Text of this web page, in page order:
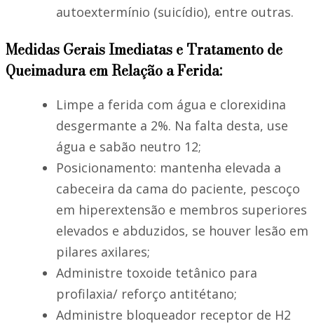
autoextermínio (suicídio), entre outras.
Medidas Gerais Imediatas e Tratamento de
Queimadura em Relação a Ferida:
Limpe a ferida com água e clorexidina
desgermante a 2%. Na falta desta, use
água e sabão neutro 12;
Posicionamento: mantenha elevada a
cabeceira da cama do paciente, pescoço
em hiperextensão e membros superiores
elevados e abduzidos, se houver lesão em
pilares axilares;
Administre toxoide tetânico para
profilaxia/ reforço antitétano;
Administre bloqueador receptor de H2